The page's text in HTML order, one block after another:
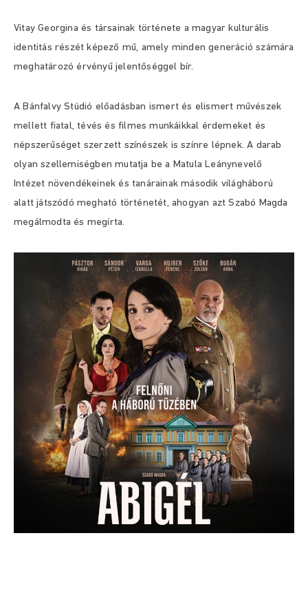
Vitay Georgina és társainak története a magyar kulturális
identitás részét képező mű, amely minden generáció számára
meghatározó érvényű jelentőséggel bír.
A Bánfalvy Stúdió előadásban ismert és elismert művészek
mellett fiatal, tévés és filmes munkáikkal érdemeket és
népszerűséget szerzett színészek is színre lépnek. A darab
olyan szellemiségben mutatja be a Matula Leánynevelő
Intézet növendékeinek és tanárainak második világháború
alatt játszódó megható történetét, ahogyan azt Szabó Magda
megálmodta és megírta.